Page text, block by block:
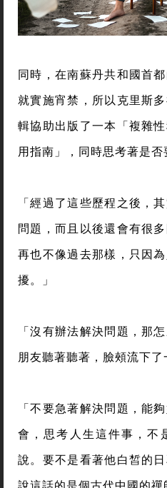
同時，在南蘇丹共和國首
就實施宵禁，所以克里斯
輯協助出版了一本「複雜
用指南」，同時思考著是否
「經過了這些歷程之後，
問題，而且以後還會有很
再也不像過去那樣，只因
擾。」
「沒有辦法解決問題，那
朋友聽著聽著，臉頰流下了
「不要急著解決問題，能
會，思考人生這件事，不
說。要不是看著他白皙的